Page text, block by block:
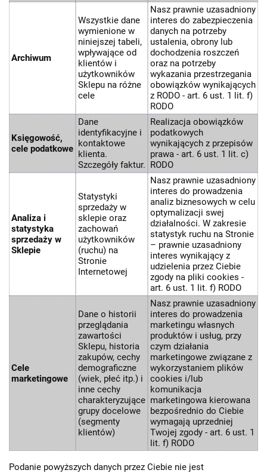
Archiwum
Wszystkie dane
wymienione w
niniejszej tabeli,
wpływające od
klientów i
użytkowników
Sklepu na różne
cele
Nasz prawnie uzasadniony
interes do zabezpieczenia
danych na potrzeby
ustalenia, obrony lub
dochodzenia roszczeń
oraz na potrzeby
wykazania przestrzegania
obowiązków wynikających
z RODO - art. 6 ust. 1 lit. f)
RODO
Księgowość,
cele podatkowe
Dane
identyfikacyjne i
kontaktowe
klienta.
Szczegóły faktur.
Realizacja obowiązków
podatkowych
wynikających z przepisów
prawa - art. 6 ust. 1 lit. c)
RODO
Analiza i
statystyka
sprzedaży w
Sklepie
Statystyki
sprzedaży w
sklepie oraz
zachowań
użytkowników
(ruchu) na
Stronie
Internetowej
Nasz prawnie uzasadniony
interes do prowadzenia
analiz biznesowych w celu
optymalizacji swej
działalności. W zakresie
statystyk ruchu na Stronie
– prawnie uzasadniony
interes wynikający z
udzielenia przez Ciebie
zgody na pliki cookies -
art. 6 ust. 1 lit. f) RODO
Cele
marketingowe
Dane o historii
przeglądania
zawartości
Sklepu, historia
zakupów, cechy
demograficzne
(wiek, płeć itp.) i
inne cechy
charakteryzujące
grupy docelowe
(segmenty
klientów)
Nasz prawnie uzasadniony
interes do prowadzenia
marketingu własnych
produktów i usług, przy
czym działania
marketingowe związane z
wykorzystaniem plików
cookies i/lub
komunikacja
marketingowa kierowana
bezpośrednio do Ciebie
wymagają uprzedniej
Twojej zgody - art. 6 ust. 1
lit. f) RODO
Podanie powyższych danych przez Ciebie nie jest